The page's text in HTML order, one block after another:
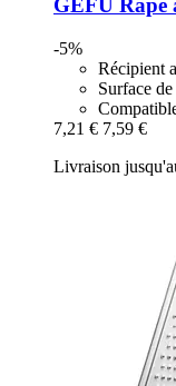
GEFU Râpe
-5%
Récipient
Surface
7,21 € 7,59 €
Livraison